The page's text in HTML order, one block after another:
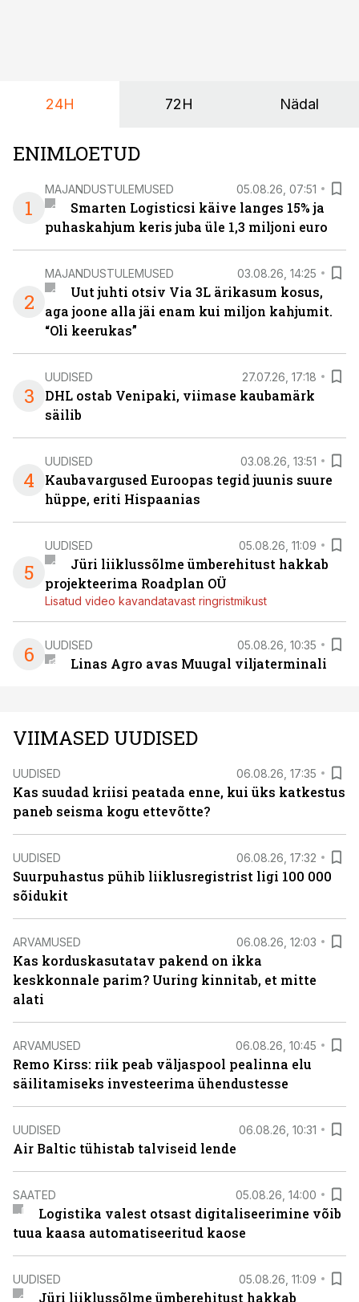
24H 72H Nädal
ENIMLOETUD
1
MAJANDUSTULEMUSED 05.08.26, 07:51
Smarten Logisticsi käive langes 15% ja
puhaskahjum keris juba üle 1,3 miljoni euro
2
MAJANDUSTULEMUSED 03.08.26, 14:25
Uut juhti otsiv Via 3L ärikasum kosus,
aga joone alla jäi enam kui miljon kahjumit.
“Oli keerukas”
3
UUDISED 27.07.26, 17:18
DHL ostab Venipaki, viimase kaubamärk
säilib
4
UUDISED 03.08.26, 13:51
Kaubavargused Euroopas tegid juunis suure
hüppe, eriti Hispaanias
5
UUDISED 05.08.26, 11:09
Jüri liiklussõlme ümberehitust hakkab
projekteerima Roadplan OÜ
Lisatud video kavandatavast ringristmikust
6 UUDISED 05.08.26, 10:35
Linas Agro avas Muugal viljaterminali
VIIMASED UUDISED
UUDISED 06.08.26, 17:35
Kas suudad kriisi peatada enne, kui üks katkestus
paneb seisma kogu ettevõtte?
UUDISED 06.08.26, 17:32
Suurpuhastus pühib liiklusregistrist ligi 100 000
sõidukit
ARVAMUSED 06.08.26, 12:03
Kas korduskasutatav pakend on ikka
keskkonnale parim? Uuring kinnitab, et mitte
alati
ARVAMUSED 06.08.26, 10:45
Remo Kirss: riik peab väljaspool pealinna elu
säilitamiseks investeerima ühendustesse
UUDISED 06.08.26, 10:31
Air Baltic tühistab talviseid lende
SAATED 05.08.26, 14:00
Logistika valest otsast digitaliseerimine võib
tuua kaasa automatiseeritud kaose
UUDISED 05.08.26, 11:09
Jüri liiklussõlme ümberehitust hakkab